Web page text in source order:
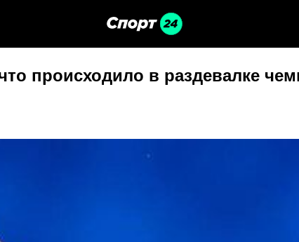
происходило в раздевалке